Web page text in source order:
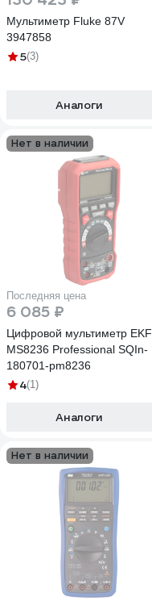
Мультиметр Fluke 87V
3947858
5(3)
Аналоги
Нет в наличии
Последняя цена
6 085 ₽
Цифровой мультиметр EKF
MS8236 Professional SQIn-
180701-pm8236
4(1)
Аналоги
Нет в наличии